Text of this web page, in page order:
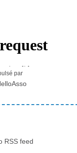
par
RSS feed